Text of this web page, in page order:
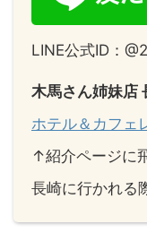
LINE公式ID：
木馬さん姉妹店
ホテル＆カフェ
↑紹介ページに
長崎に行かれる